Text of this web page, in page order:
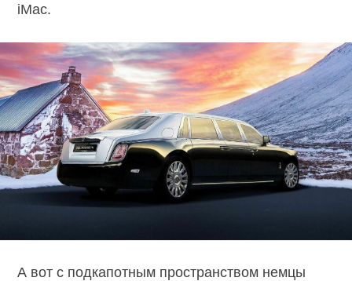
iMac.
А вот с подкапотным пространством немцы